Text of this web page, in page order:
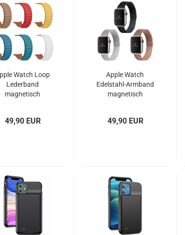
Watch Loop
Lederband
magnetisch
49,90 EUR
Apple Watch
Edelstahl-Armband
magnetisch
49,90 EUR